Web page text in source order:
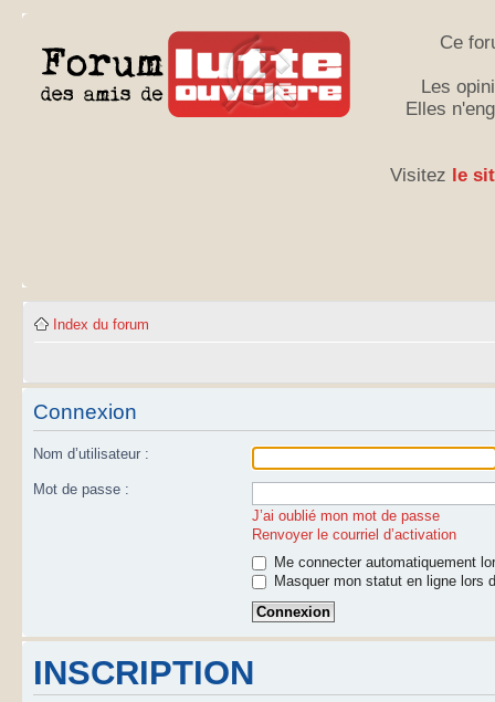
Ce
Les
Elles
Visitez le
Index du forum
Connexion
Nom d’utilisateur :
Mot de passe :
J’ai oublié mon mot de passe
Renvoyer le courriel d’activation
Me connecter automatiquement
Masquer mon statut en ligne lors
INSCRIPTION